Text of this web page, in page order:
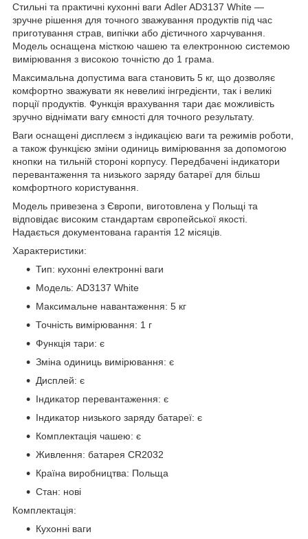
Стильні та практичні кухонні ваги Adler AD3137 White —
зручне рішення для точного зважування продуктів під час
приготування страв, випічки або дієтичного харчування.
Модель оснащена місткою чашею та електронною системою
вимірювання з високою точністю до 1 грама.
Максимальна допустима вага становить 5 кг, що дозволяє
комфортно зважувати як невеликі інгредієнти, так і великі
порції продуктів. Функція врахування тари дає можливість
зручно віднімати вагу ємності для точного результату.
Ваги оснащені дисплеєм з індикацією ваги та режимів роботи,
а також функцією зміни одиниць вимірювання за допомогою
кнопки на тильній стороні корпусу. Передбачені індикатори
перевантаження та низького заряду батареї для більш
комфортного користування.
Модель привезена з Європи, виготовлена у Польщі та
відповідає високим стандартам європейської якості.
Надається документована гарантія 12 місяців.
Характеристики:
Тип: кухонні електронні ваги
Модель: AD3137 White
Максимальне навантаження: 5 кг
Точність вимірювання: 1 г
Функція тари: є
Зміна одиниць вимірювання: є
Дисплей: є
Індикатор перевантаження: є
Індикатор низького заряду батареї: є
Комплектація чашею: є
Живлення: батарея CR2032
Країна виробництва: Польща
Стан: нові
Комплектація:
Кухонні ваги